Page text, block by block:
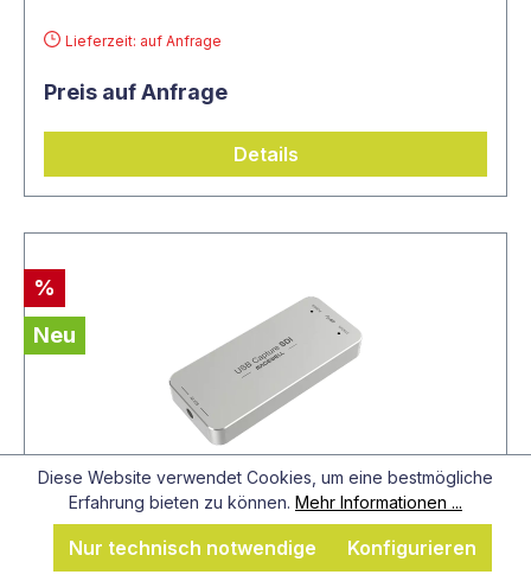
Lieferzeit: auf Anfrage
Preis auf Anfrage
Details
%
Neu
Diese Website verwendet Cookies, um eine bestmögliche
Erfahrung bieten zu können. Mehr Informationen ...
Nur technisch notwendige Konfigurieren